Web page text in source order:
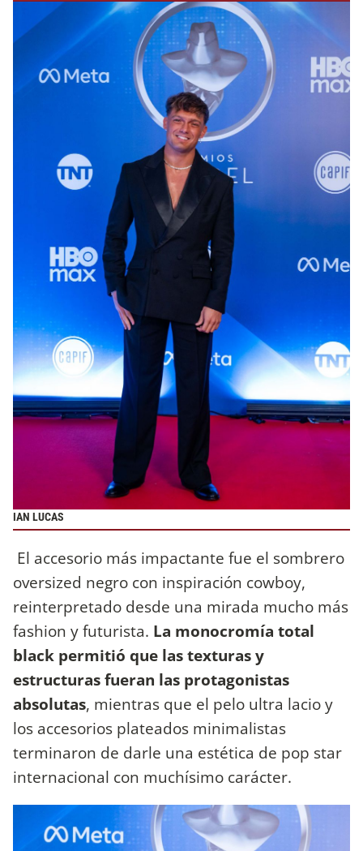
IAN LUCAS
El accesorio más impactante fue el sombrero
oversized negro con inspiración cowboy,
reinterpretado desde una mirada mucho más
fashion y futurista. La monocromía total
black permitió que las texturas y
estructuras fueran las protagonistas
absolutas, mientras que el pelo ultra lacio y
los accesorios plateados minimalistas
terminaron de darle una estética de pop star
internacional con muchísimo carácter.